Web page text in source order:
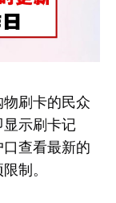
刷卡的民众
示刷卡记
查看最新的
制。